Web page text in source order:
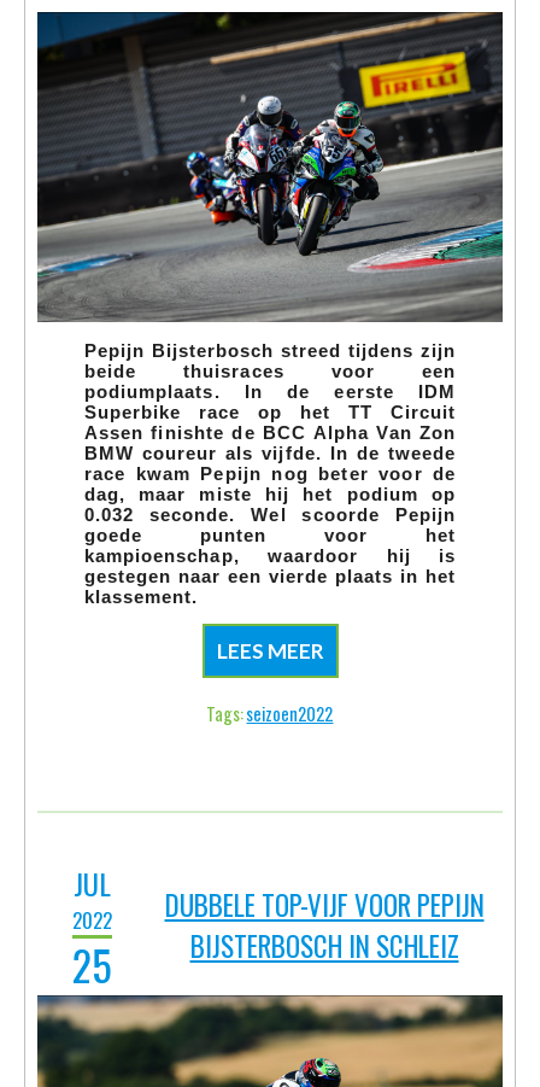
Pepijn Bijsterbosch streed tijdens zijn
beide thuisraces voor een
podiumplaats. In de eerste IDM
Superbike race op het TT Circuit
Assen finishte de BCC Alpha Van Zon
BMW coureur als vijfde. In de tweede
race kwam Pepijn nog beter voor de
dag, maar miste hij het podium op
0.032 seconde. Wel scoorde Pepijn
goede punten voor het
gestegen naar een vierde plaats in het
klassement.
LEES MEER
Tags:seizoen2022
DUBBELE TOP-VIJF VOOR PEPIJN
BIJSTERBOSCH IN SCHLEIZ